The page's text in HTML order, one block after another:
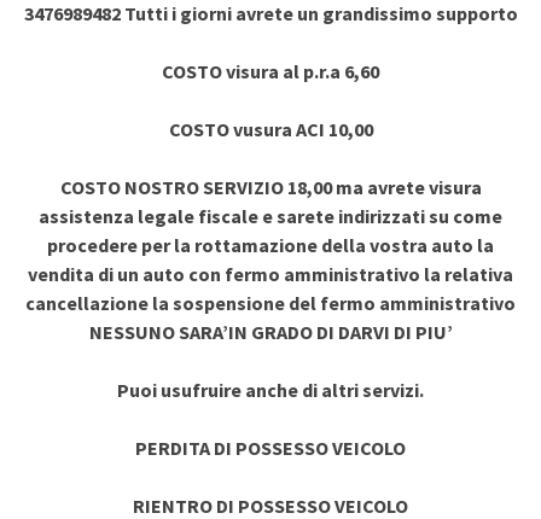
3476989482 Tutti i giorni avrete un grandissimo supporto
COSTO visura al p.r.a 6,60
COSTO vusura ACI 10,00
COSTO NOSTRO SERVIZIO 18,00 ma avrete visura
assistenza legale fiscale e sarete indirizzati su come
procedere per la rottamazione della vostra auto la
vendita di un auto con fermo amministrativo la relativa
cancellazione la sospensione del fermo amministrativo
NESSUNO SARA’IN GRADO DI DARVI DI PIU’
Puoi usufruire anche di altri servizi.
PERDITA DI POSSESSO VEICOLO
RIENTRO DI POSSESSO VEICOLO